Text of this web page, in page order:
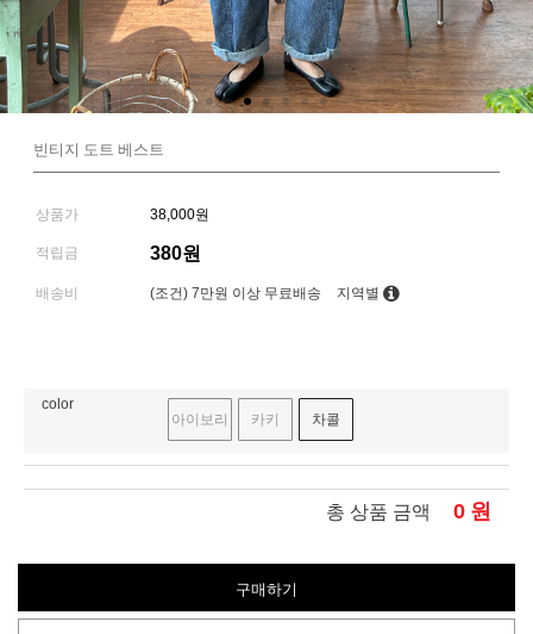
빈티지 도트 베스트
상품가 38,000원
적립금 380원
배송비 (조건) 7만원 이상 무료배송 지역별
color
아이보리
카키 차콜
총 상품 금액 0 원
구매하기